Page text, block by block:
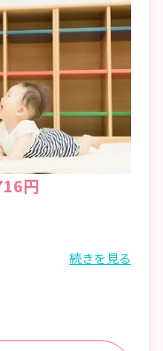
円
例 7:15～
続きを見る